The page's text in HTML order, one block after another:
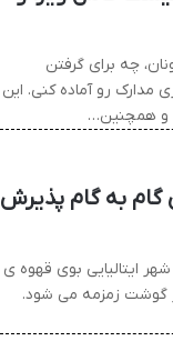
چه برای گرفتن
مدارک رو آماده کنی. این
و همچنین…
به گام پذیرش
ایتالیایی بوی قهوه ی
گوشت زمزمه می شود.